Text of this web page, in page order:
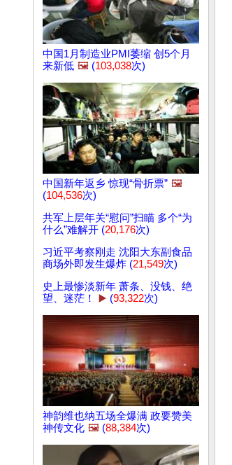
中国1月制造业PMI萎缩 创5个月
来新低 🖼️ (103,038次)
中国新年返乡 惊现“骨折票” 🖼️
(104,536次)
共军上层年关“慰问”扫瞄 多个“为
什么”难解开 (20,176次)
习近平考察刚走 沈阳大东副食品
商场外即发生爆炸 (21,549次)
史上最惨淡新年 萧条、没钱、绝
望、迷茫！
▶️ (93,322次)
神韵维也纳五场全爆满 政要赞美
神传文化 🖼️ (88,384次)